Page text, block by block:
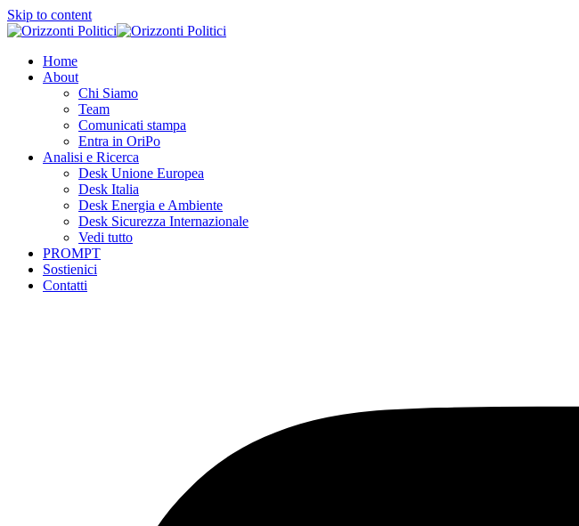
Skip to content
Home
About
Chi Siamo
Team
Comunicati stampa
Entra in OriPo
Analisi e Ricerca
Desk Unione Europea
Desk Italia
Desk Energia e Ambiente
Desk Sicurezza Internazionale
Vedi tutto
PROMPT
Sostienici
Contatti